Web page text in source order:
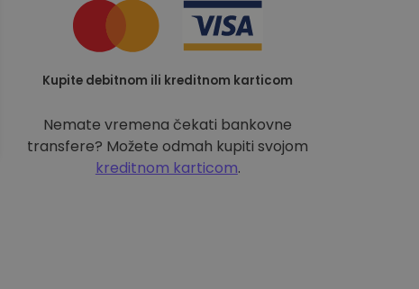
Kupite debitnom ili kreditnom karticom
Nemate vremena čekati bankovne
transfere? Možete odmah kupiti svojom
kreditnom karticom.